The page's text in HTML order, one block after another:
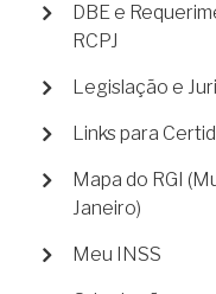
DBE e
RCPJ
Legislação e
Links para
Mapa do RGI
Janeiro)
Meu INSS